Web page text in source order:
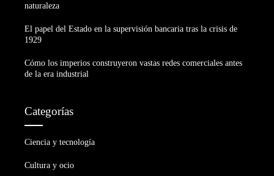
naturaleza
El papel del Estado en la supervisión bancaria tras la crisis de
1929
Cómo los imperios construyeron vastas redes comerciales antes
de la era industrial
Categorías
Ciencia y tecnología
Cultura y ocio